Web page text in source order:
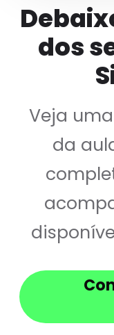
dos
Veja
da